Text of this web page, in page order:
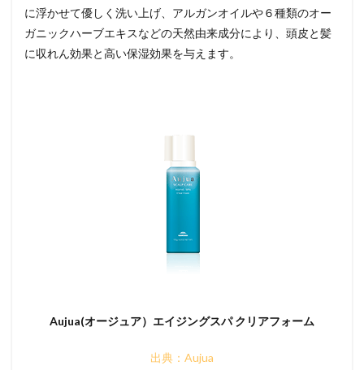
に浮かせて優しく洗い上げ、アルガンオイルや６種類のオー
ガニックハーブエキスなどの天然由来成分により、頭皮と髪
に収れん効果と高い保湿効果を与えます。
Aujua(オージュア）エイジングスパ クリアフォーム
出典：Aujua